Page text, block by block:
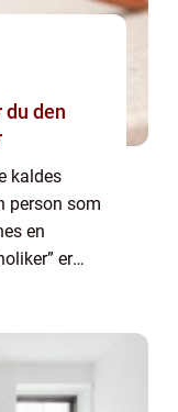
kaldes
person som
en
er